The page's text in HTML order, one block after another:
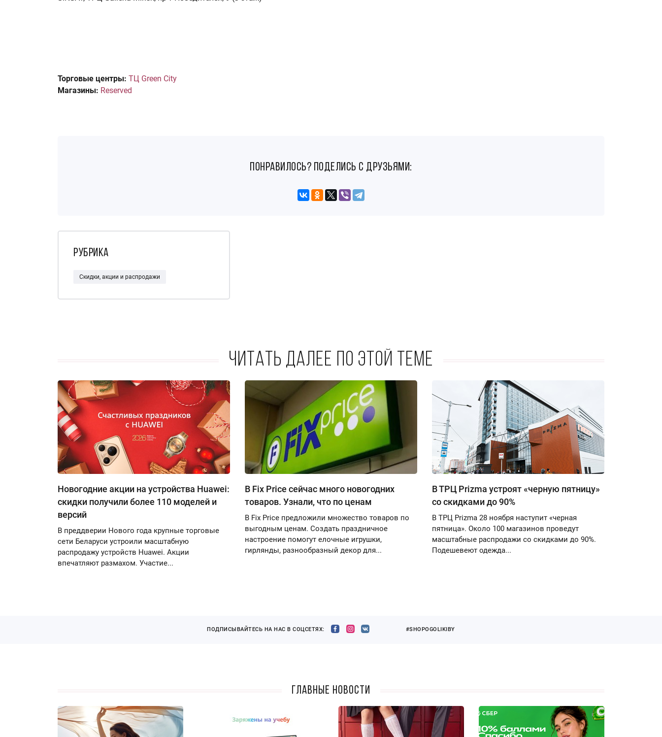
Торговые центры: ТЦ Green City
Магазины: Reserved
понравилось? поделись с друзьями:
Рубрика
Скидки, акции и распродажи
Читать далее по этой теме
Новогодние акции на устройства Huawei:
скидки получили более 110 моделей и
версий
В преддверии Нового года крупные торговые
сети Беларуси устроили масштабную
распродажу устройств Huawei. Акции
впечатляют размахом. Участие...
В Fix Price сейчас много новогодних
товаров. Узнали, что по ценам
В Fix Price предложили множество товаров по
выгодным ценам. Создать праздничное
настроение помогут елочные игрушки,
гирлянды, разнообразный декор для...
В ТРЦ Prizma устроят «черную пятницу»
со скидками до 90%
В ТРЦ Prizma 28 ноября наступит «черная
пятница». Около 100 магазинов проведут
масштабные распродажи со скидками до 90%.
Подешевеют одежда...
ПОДПИСЫВАЙТЕСЬ НА НАС В СОЦСЕТЯХ: #SHOPOGOLIKIBY
Главные новости